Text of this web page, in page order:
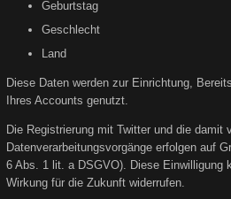
Geburtstag
Geschlecht
Land
Diese Daten werden zur Einrichtung,
Ihres Accounts genutzt.
Die Registrierung mit Twitter und die damit
Datenverarbeitungsvorgänge erfolgen auf
6 Abs. 1 lit. a DSGVO). Diese Einwilligung
Wirkung für die Zukunft widerrufen.